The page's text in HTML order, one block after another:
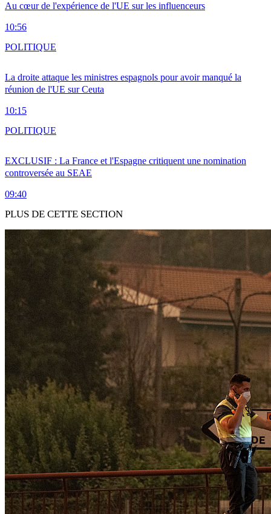
Au cœur de l'expérience de l'UE sur les influenceurs
10:56
La droite attaque les ministres espagnols pour avoir manqué la
réunion de l'UE sur Ceuta
10:15
POLITIQUE
EXCLUSIF : La France et l'Espagne critiquent une nomination
controversée au SEAE
09:40
POLITIQUE
PLUS DE CETTE SECTION